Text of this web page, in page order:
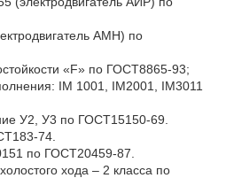
АМН) по
«F» по ГОСТ8865-93;
IM 1001, IM2001, IM3011
У2, У3 по ГОСТ15150-69.
74.
по ГОСТ20459-87.
хода – 2 класса по